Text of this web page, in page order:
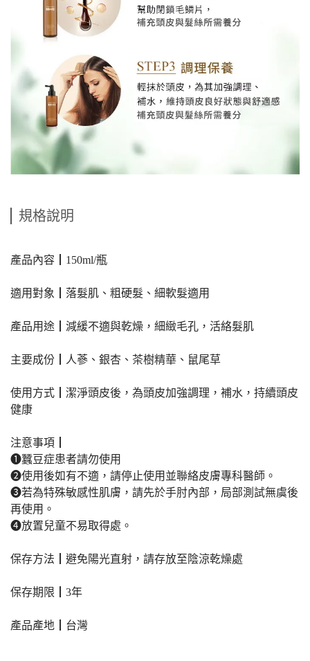
規格說明
產品內容┃150ml/瓶
適用對象┃落髮肌、粗硬髮、細軟髮適用
產品用途┃減緩不適與乾燥，細緻毛孔，活絡髮肌
主要成份┃人蔘、銀杏、茶樹精華、鼠尾草
使用方式┃潔淨頭皮後，為頭皮加強調理，補水，持續頭皮
健康
注意事項┃
❶蠶豆症患者請勿使用
❷使用後如有不適，請停止使用並聯絡皮膚專科醫師。
❸若為特殊敏感性肌膚，請先於手肘內部，局部測試無虞後
再使用。
❹放置兒童不易取得處。
保存方法┃避免陽光直射，請存放至陰涼乾燥處
保存期限┃3年
產品產地┃台灣